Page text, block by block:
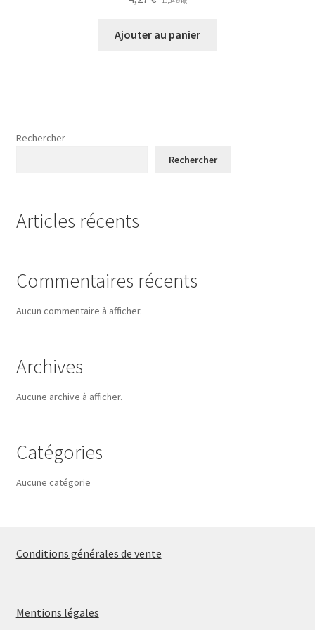
Ajouter au panier
Rechercher
Rechercher
Articles récents
Commentaires récents
Aucun commentaire à afficher.
Archives
Aucune archive à afficher.
Catégories
Aucune catégorie
Conditions générales de vente
Mentions légales